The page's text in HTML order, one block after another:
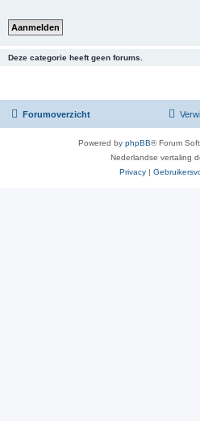
Deze categorie heeft geen forums.
Forumoverzicht
Powered by phpBB® Forum
Nederlandse vertaling
Privacy |